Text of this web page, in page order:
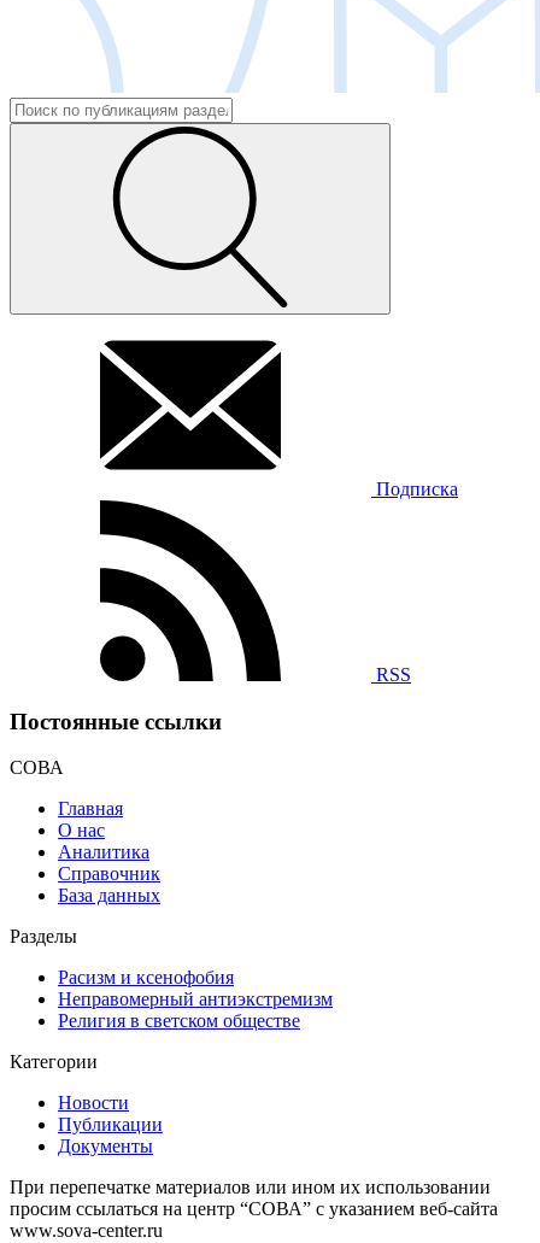
Подписка
RSS
Постоянные ссылки
СОВА
Главная
О нас
Аналитика
Справочник
База данных
Разделы
Расизм и ксенофобия
Неправомерный антиэкстремизм
Религия в светском обществе
Категории
Новости
Публикации
Документы
При перепечатке материалов или ином их использовании
просим ссылаться на центр “СОВА” с указанием веб-сайта
www.sova-center.ru